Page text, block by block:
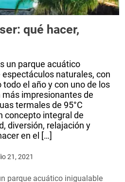
qué hacer,
un parque acuático
naturales, con
el año y con uno de los
impresionantes de
termales de 95°C
concepto integral de
diversión, relajación y
en el […]
21, 2021
parque acuático inigualable